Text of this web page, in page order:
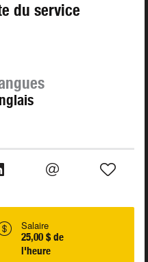
du service
Salaire
25,00 $ de
l'heure